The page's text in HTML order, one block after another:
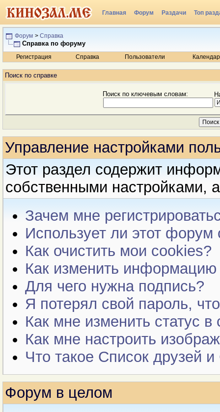
Главная Форум Раздачи Топ
Радио
Форум > Справка
Справка по форуму
Регистрация Справка Пользователи
Поиск по справке
Поиск по ключевым словам:
Управление настройками
Этот раздел содержит
собственными настройками,
Зачем мне
Использует ли этот форум
Как очистить мои cookies?
Как изменить
Для чего нужна подпись?
Я потерял свой пароль,
Как мне изменить статус
Как мне настроить
Что такое Список друзей
Форум в целом